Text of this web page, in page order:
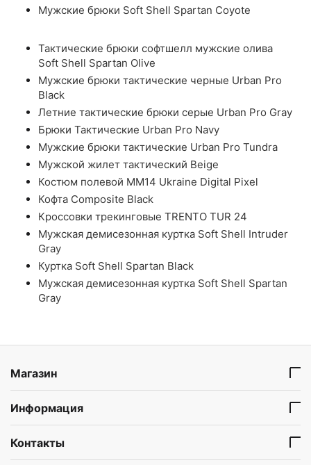
Мужские брюки Soft Shell Spartan Coyote
Тактические брюки софтшелл мужские олива
Soft Shell Spartan Olive
Мужские брюки тактические черные Urban Pro
Black
Летние тактические брюки серые Urban Pro Gray
Брюки Тактические Urban Pro Navy
Мужские брюки тактические Urban Pro Tundra
Мужской жилет тактический Beige
Костюм полевой ММ14 Ukraine Digital Pixel
Кофта Composite Black
Кроссовки трекинговые TRENTO TUR 24
Мужская демисезонная куртка Soft Shell Intruder
Gray
Куртка Soft Shell Spartan Black
Мужская демисезонная куртка Soft Shell Spartan
Gray
Магазин
Информация
Контакты